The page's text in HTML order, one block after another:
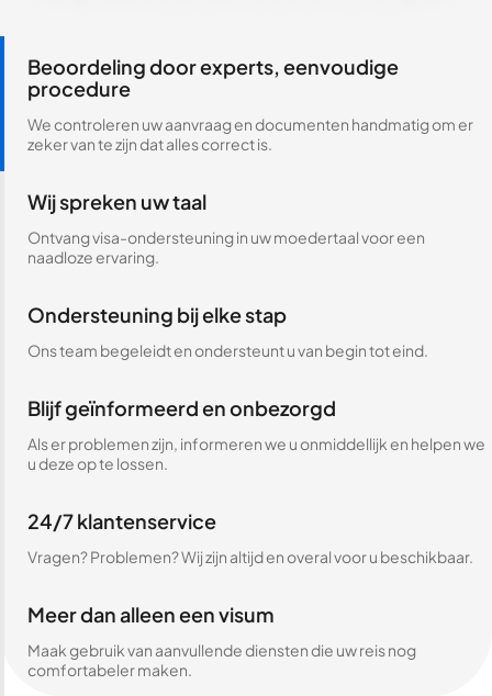
Beoordeling door experts, eenvoudige
procedure
We controleren uw aanvraag en documenten handmatig om er
zeker van te zijn dat alles correct is.
Wij spreken uw taal
Ontvang visa-ondersteuning in uw moedertaal voor een
naadloze ervaring.
Ondersteuning bij elke stap
Ons team begeleidt en ondersteunt u van begin tot eind.
Blijf geïnformeerd en onbezorgd
Als er problemen zijn, informeren we u onmiddellijk en helpen we
u deze op te lossen.
24/7 klantenservice
Vragen? Problemen? Wij zijn altijd en overal voor u beschikbaar.
Meer dan alleen een visum
Maak gebruik van aanvullende diensten die uw reis nog
comfortabeler maken.